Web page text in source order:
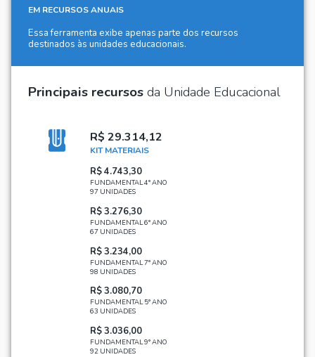
EM RECURSOS ANUAIS
Essa ferramenta exibe apenas parte dos recursos
destinados às unidades educacionais.
Principais recursosda Unidade Educacional
R$ 29.314,12
KIT MATERIAIS
R$ 4.743,30
FUNDAMENTAL 4° ANO
97 UNIDADES
R$ 3.276,30
FUNDAMENTAL 6° ANO
67 UNIDADES
R$ 3.234,00
FUNDAMENTAL 7° ANO
98 UNIDADES
R$ 3.080,70
FUNDAMENTAL 5° ANO
63 UNIDADES
R$ 3.036,00
FUNDAMENTAL 9° ANO
92 UNIDADES